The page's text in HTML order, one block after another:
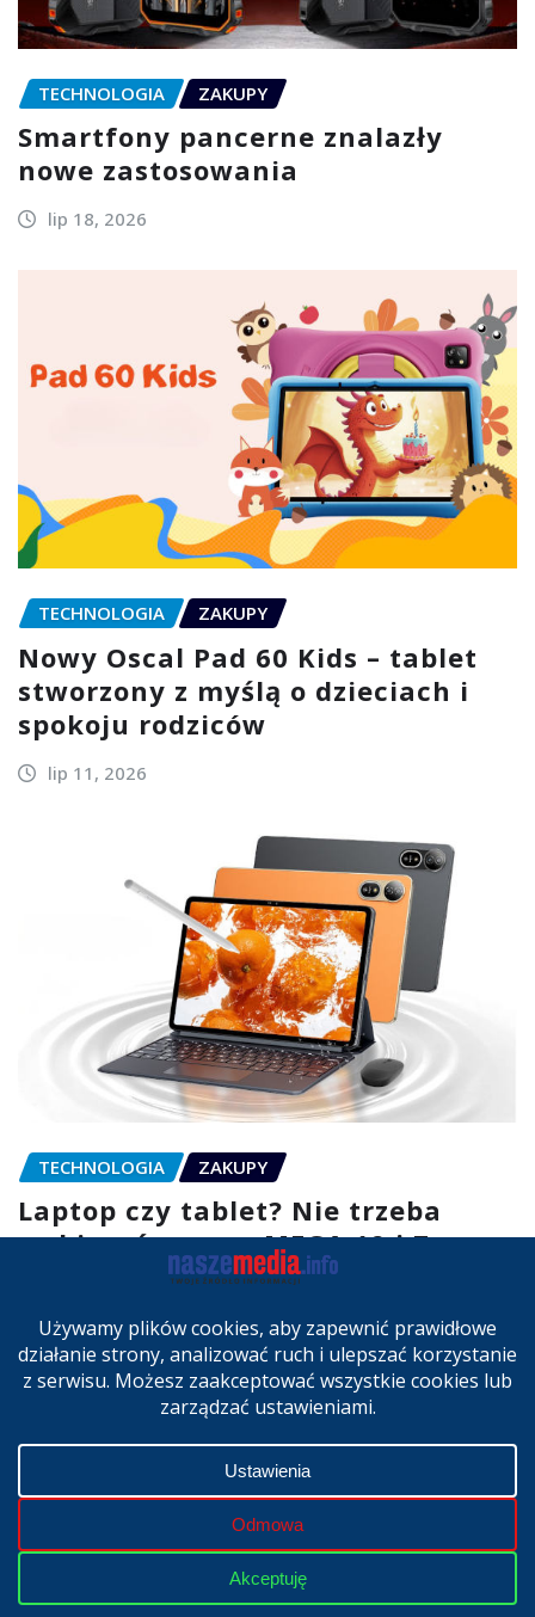
TECHNOLOGIA ZAKUPY
Smartfony pancerne znalazły
nowe zastosowania
lip 18, 2026
TECHNOLOGIA ZAKUPY
Nowy Oscal Pad 60 Kids – tablet
stworzony z myślą o dzieciach i
spokoju rodziców
lip 11, 2026
TECHNOLOGIA ZAKUPY
Laptop czy tablet? Nie trzeba
wybierać – nowe MEGA 12 i Zeno
10 w kompletnych zestawach
lip 3, 2026